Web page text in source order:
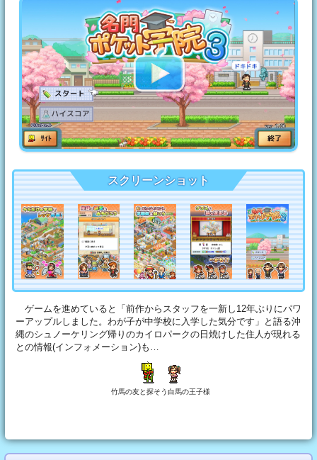
スクリーンショット
ゲームを進めていると「前作からスタッフを一新し12年ぶりにパワ
ーアップルしました。わが子が中学校に入学した気分です」と語る沖
縄のシュノーケリング帰りのカイロパークの日焼けした住人が現れる
との情報(インフォメーション)も…
竹馬の友と探そう白馬の王子様